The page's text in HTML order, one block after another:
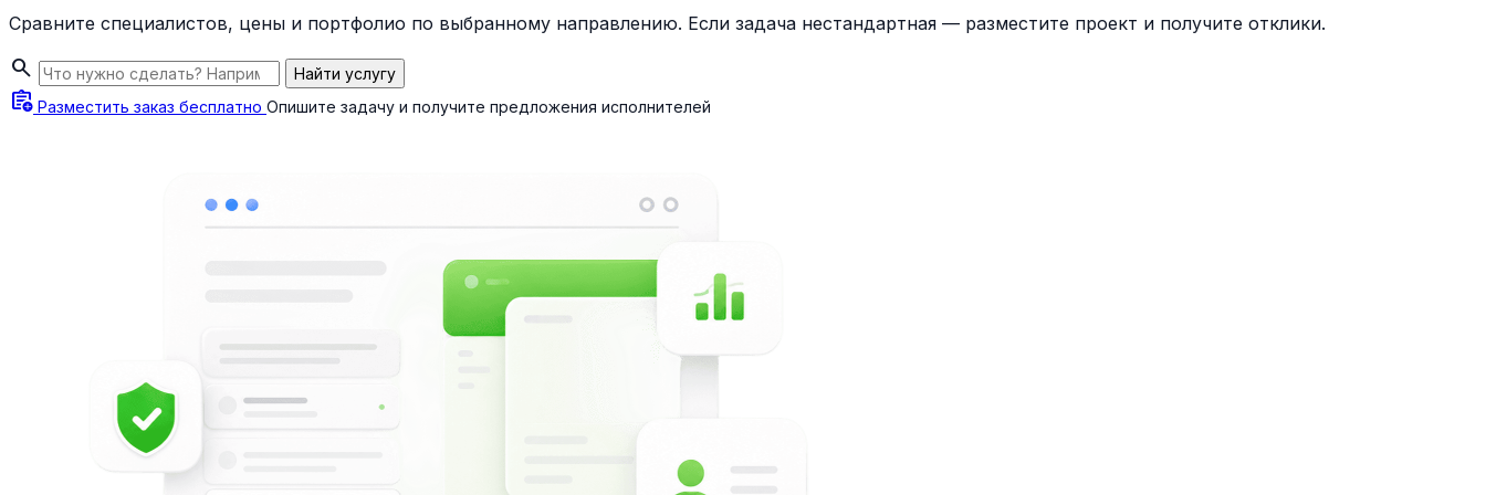
Сравните специалистов, цены и портфолио по выбранному направлению. Если задача нестандартная — разместите проект и получите отклики.
search Найти услугу
assignment_add Разместить заказ бесплатно Опишите задачу и получите предложения исполнителей